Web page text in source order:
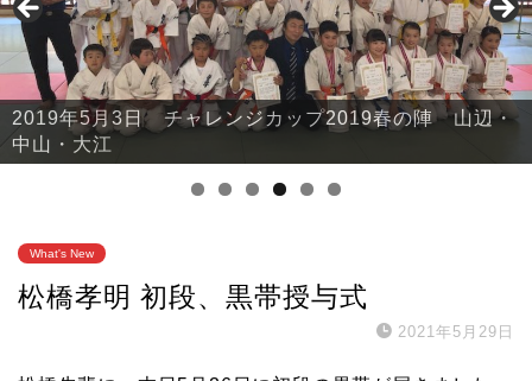
2019年5月3日 チャレンジカップ2019春の陣 山辺・
中山・大江
What's New
松橋孝明 初段、黒帯授与式
2021年5月29日